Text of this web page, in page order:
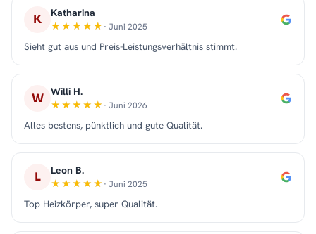
K Katharina
· Juni 2025
Sieht gut aus und Preis-Leistungsverhältnis stimmt.
W Willi H.
· Juni 2026
Alles bestens, pünktlich und gute Qualität.
L Leon B.
· Juni 2025
Top Heizkörper, super Qualität.